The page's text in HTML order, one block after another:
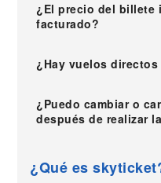
¿El precio del billete
facturado?
¿Hay vuelos
¿Puedo cambiar o
después de realizar
¿Qué es